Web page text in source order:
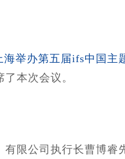
海举办第五届ifs中国主
本次会议。
限公司执行长曹博睿